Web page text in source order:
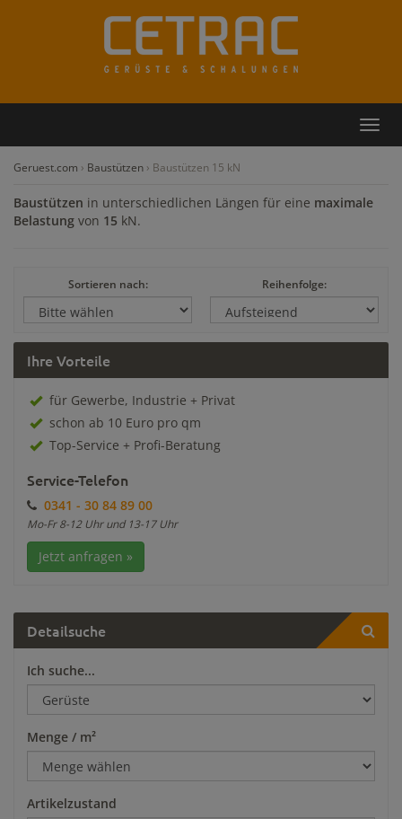
Geruest.com › Baustützen › Baustützen 15 kN
Baustützen in unterschiedlichen Längen für eine maximale
Belastung von 15 kN.
Sortieren nach: Reihenfolge:
Ihre Vorteile
für Gewerbe, Industrie + Privat
schon ab 10 Euro pro qm
Top-Service + Profi-Beratung
Service-Telefon
0341 - 30 84 89 00
Mo-Fr 8-12 Uhr und 13-17 Uhr
Jetzt anfragen »
Detailsuche
Ich suche...
Menge / m²
Artikelzustand